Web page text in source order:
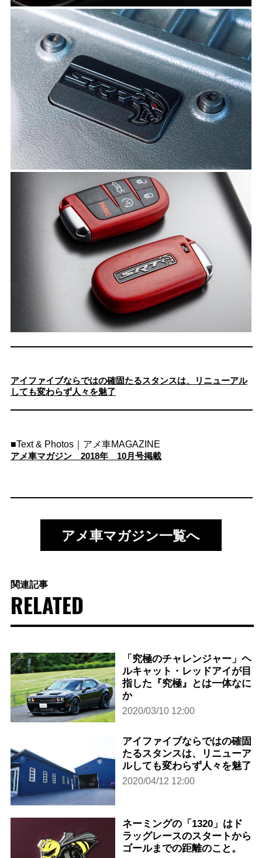
アイファイブならではの確固たるスタンスは、リニューアル
しても変わらず人々を魅了
■Text & Photos｜アメ車MAGAZINE
アメ車マガジン 2018年 10月号掲載
アメ車マガジン一覧へ
関連記事
RELATED
「究極のチャレンジャー」ヘ
ルキャット・レッドアイが目
指した『究極』とは一体なに
か
2020/03/10 12:00
アイファイブならではの確固
たるスタンスは、リニューア
ルしても変わらず人々を魅了
2020/04/12 12:00
ネーミングの「1320」はド
ラッグレースのスタートから
ゴールまでの距離のこと。